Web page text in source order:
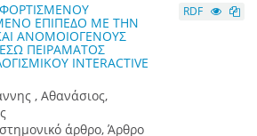
ΕΠΙΠΕΔΟ ΜΕ ΤΗΝ
ΑΝΟΜΟΙΟΓΕΝΟΥΣ
ΠΕΙΡΑΜΑΤΟΣ
INTERACTIVE
, Αθανάσιος,
άρθρο, Άρθρο
RDF